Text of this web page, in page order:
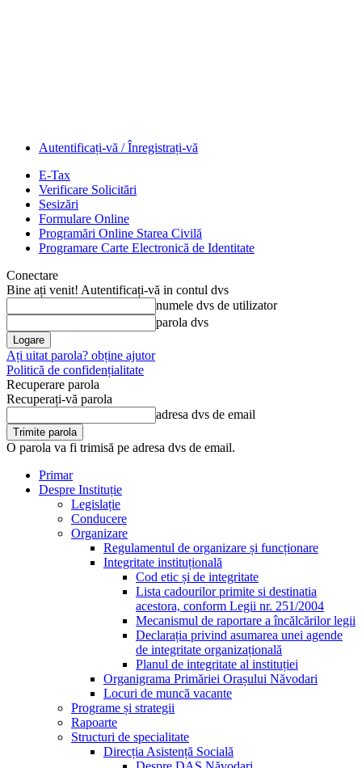
Autentificați-vă / Înregistrați-vă
E-Tax
Verificare Solicitări
Sesizări
Formulare Online
Programări Online Starea Civilă
Programare Carte Electronică de Identitate
Conectare
Bine ați venit! Autentificați-vă in contul dvs
numele dvs de utilizator
parola dvs
Ați uitat parola? obține ajutor
Politică de confidențialitate
Recuperare parola
Recuperați-vă parola
adresa dvs de email
O parola va fi trimisă pe adresa dvs de email.
Primar
Despre Instituție
Legislație
Conducere
Organizare
Regulamentul de organizare și funcționare
Integritate instituțională
Cod etic și de integritate
Lista cadourilor primite si destinatia
acestora, conform Legii nr. 251/2004
Mecanismul de raportare a încălcărilor legii
Declarația privind asumarea unei agende
de integritate organizațională
Planul de integritate al instituției
Organigrama Primăriei Orașului Năvodari
Locuri de muncă vacante
Programe și strategii
Rapoarte
Structuri de specialitate
Direcția Asistență Socială